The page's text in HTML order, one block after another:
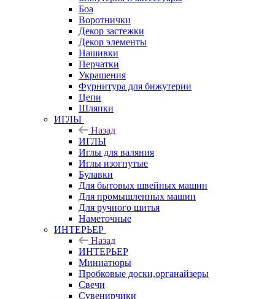
Боа
Воротнички
Декор застежки
Декор элементы
Нашивки
Перчатки
Украшения
Фурнитура для бижутерии
Цепи
Шляпки
ИГЛЫ
Назад
ИГЛЫ
Иглы для валяния
Иглы изогнутые
Булавки
Для бытовых швейных машин
Для промышленных машин
Для ручного шитья
Наметочные
ИНТЕРЬЕР
Назад
ИНТЕРЬЕР
Миниатюры
Пробковые доски,органайзеры
Свечи
Сувенирчики